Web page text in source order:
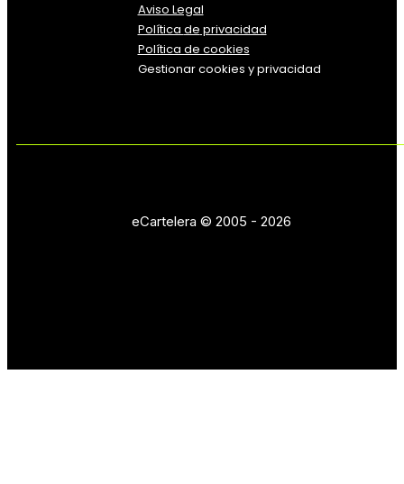
Aviso Legal
Política de privacidad
Política de cookies
Gestionar cookies y privacidad
eCartelera © 2005 - 2026